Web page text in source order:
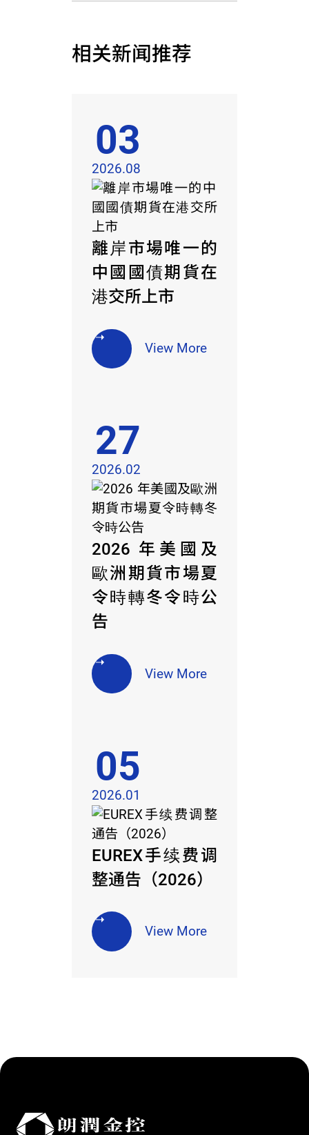
相关新闻推荐
離岸市場唯一的
中國國債期貨在
港交所上市
View More
03
2026.08
2026 年美國及
歐洲期貨市場夏
令時轉冬令時公
告
View More
27
2026.02
EUREX手续费调
整通告（2026）
View More
05
2026.01